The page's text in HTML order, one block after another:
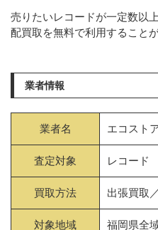
売りたいレコードが一定数以
配買取を無料で利用することが
業者情報
業者名 エコスト
査定対象 レコード
買取方法 出張買取
対象地域 福岡県全